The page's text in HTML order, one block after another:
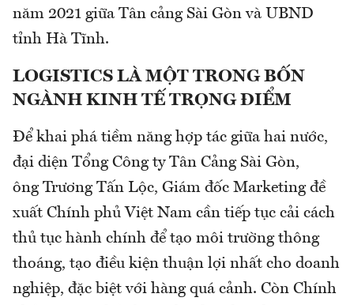
năm 2021 giữa Tân cảng Sài Gòn và UBND
tỉnh Hà Tĩnh.
LOGISTICS LÀ MỘT TRONG BỐN
NGÀNH KINH TẾ TRỌNG ĐIỂM
Để khai phá tiềm năng hợp tác giữa hai nước,
đại diện Tổng Công ty Tân Cảng Sài Gòn,
ông Trương Tấn Lộc, Giám đốc Marketing đề
xuất Chính phủ Việt Nam cần tiếp tục cải cách
thủ tục hành chính để tạo môi trường thông
thoáng, tạo điều kiện thuận lợi nhất cho doanh
nghiệp, đặc biệt với hàng quá cảnh. Còn Chính